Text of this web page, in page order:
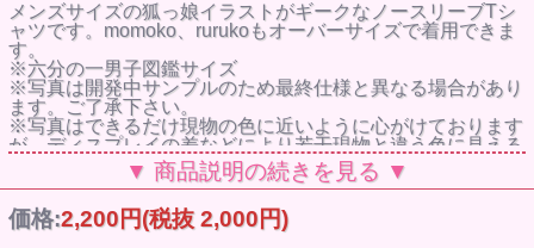
メンズサイズの狐っ娘イラストがギークなノースリーブTシ
ャツです。momoko、rurukoもオーバーサイズで着用できま
す。
※六分の一男子図鑑サイズ
※写真は開発中サンプルのため最終仕様と異なる場合があり
ます。ご了承下さい。
※写真はできるだけ現物の色に近いように心がけております
が、ディスプレイの差などにより若干現物と違う色に見える
こともあります。
※衣装を着せて高温多湿な場所での長時間にわたる保管はな
るべくお避け下さい。色移行（服の色が肌色に移る）の恐れ
があります。
▼ 商品説明の続きを見る ▼
価格:2,200円(税抜 2,000円)